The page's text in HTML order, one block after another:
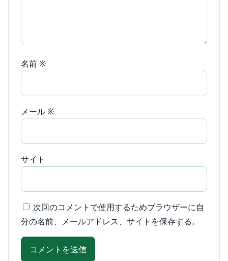
名前 ※
メール ※
サイト
次回のコメントで使用するためブラウザーに自
分の名前、メールアドレス、サイトを保存する。